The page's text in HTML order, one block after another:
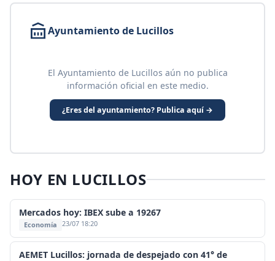
Ayuntamiento de Lucillos
El Ayuntamiento de Lucillos aún no publica
información oficial en este medio.
¿Eres del ayuntamiento? Publica aquí →
HOY EN LUCILLOS
Mercados hoy: IBEX sube a 19267
Economía 23/07 18:20
AEMET Lucillos: jornada de despejado con 41° de